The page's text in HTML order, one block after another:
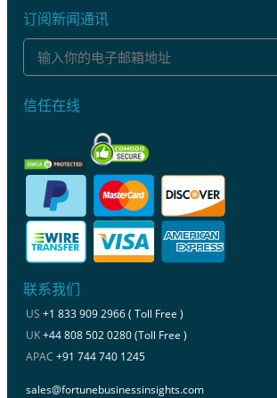
订阅新闻通讯
信任在线
联系我们
US +1 833 909 2966 ( Toll Free )
UK+44 808 502 0280 (Toll Free )
APAC +91 744 740 1245
sales@fortunebusinessinsights.com